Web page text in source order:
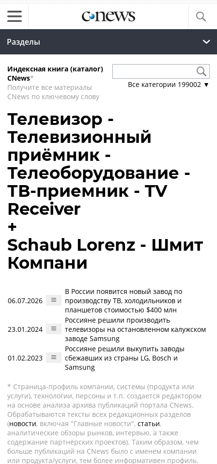
Разделы
Индексная книга (каталог)
CNews*
Получите все материалы
CNews по ключевому слову
Все категории 199002 ▼
Телевизор -
Телевизионный
приёмник -
Телеоборудование -
ТВ-приемник - TV
Receiver
+
Schaub Lorenz - Шмит
Компани
06.07.2026
В России появится новый завод по
производству ТВ, холодильников и
планшетов стоимостью $400 млн
23.01.2024
Россияне решили производить
телевизоры на остановленном калужском
заводе Samsung
01.02.2023
Россияне решили выкупить заводы
сбежавших из страны LG, Bosch и
Samsung
* Страница-профиль компании, системы (продукта или
услуги), технологии, персоны и т.п. создается редактором
на основе анализа архива публикаций портала CNews.
Обрабатываются тексты всех редакционных разделов
(новости, включая "Главные новости", статьи,
аналитические обзоры рынков, интервью, а также
содержание партнёрских проектов). Таким образом, чем
больше публикаций на CNews было с именем компании
или продукта/услуги, тем более информативен профиль.